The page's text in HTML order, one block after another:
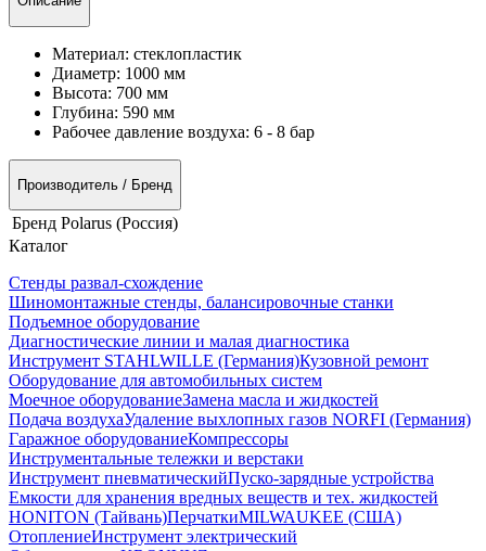
Материал: стеклопластик
Диаметр: 1000 мм
Высота: 700 мм
Глубина: 590 мм
Рабочее давление воздуха: 6 - 8 бар
Производитель / Бренд
Бренд Polarus (Россия)
Каталог
Стенды развал-схождение
Шиномонтажные стенды, балансировочные станки
Подъемное оборудование
Диагностические линии и малая диагностика
Инструмент STAHLWILLE (Германия)Кузовной ремонт
Оборудование для автомобильных систем
Моечное оборудованиеЗамена масла и жидкостей
Подача воздухаУдаление выхлопных газов NORFI (Германия)
Гаражное оборудованиеКомпрессоры
Инструментальные тележки и верстаки
Инструмент пневматическийПуско-зарядные устройства
Емкости для хранения вредных веществ и тех. жидкостей
HONITON (Тайвань)ПерчаткиMILWAUKEE (США)
ОтоплениеИнструмент электрический